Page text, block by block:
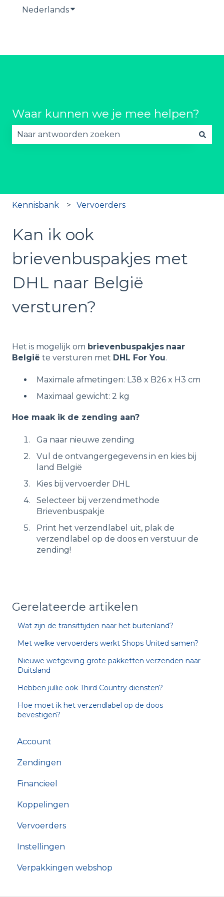
NederlandsSubmenu tonen voor vertalingen
Waar kunnen we je mee helpen?
Kennisbank Vervoerders
Kan ik ook
brievenbuspakjes met
DHL naar België
versturen?
Het is mogelijk om brievenbuspakjes naar
België te versturen met DHL For You.
Maximale afmetingen: L38 x B26 x H3 cm
Maximaal gewicht: 2 kg
Hoe maak ik de zending aan?
Ga naar nieuwe zending
Vul de ontvangergegevens in en kies bij
land België
Kies bij vervoerder DHL
Selecteer bij verzendmethode
Brievenbuspakje
Print het verzendlabel uit, plak de
verzendlabel op de doos en verstuur de
zending!
Gerelateerde artikelen
Wat zijn de transittijden naar het buitenland?
Met welke vervoerders werkt Shops United samen?
Nieuwe wetgeving grote pakketten verzenden naar
Duitsland
Hebben jullie ook Third Country diensten?
Hoe moet ik het verzendlabel op de doos
bevestigen?
Account
Zendingen
Financieel
Koppelingen
Vervoerders
Instellingen
Verpakkingen webshop